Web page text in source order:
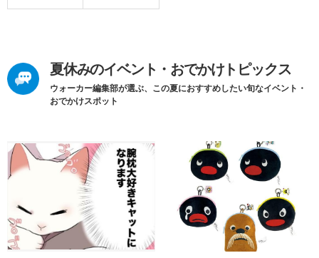
夏休みのイベント・おでかけトピックス
ウォーカー編集部が選ぶ、この夏におすすめしたい旬なイベント・
おでかけスポット